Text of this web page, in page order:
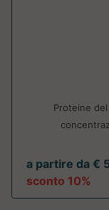
Proteine
a partire da €
sconto 10%